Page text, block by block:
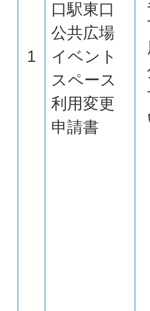
1
口駅東口
公共広場
イベント
スペース
利用変更
申請書